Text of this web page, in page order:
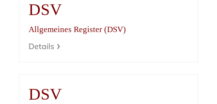
DSV
Allgemeines Register (DSV)
Details
DSV